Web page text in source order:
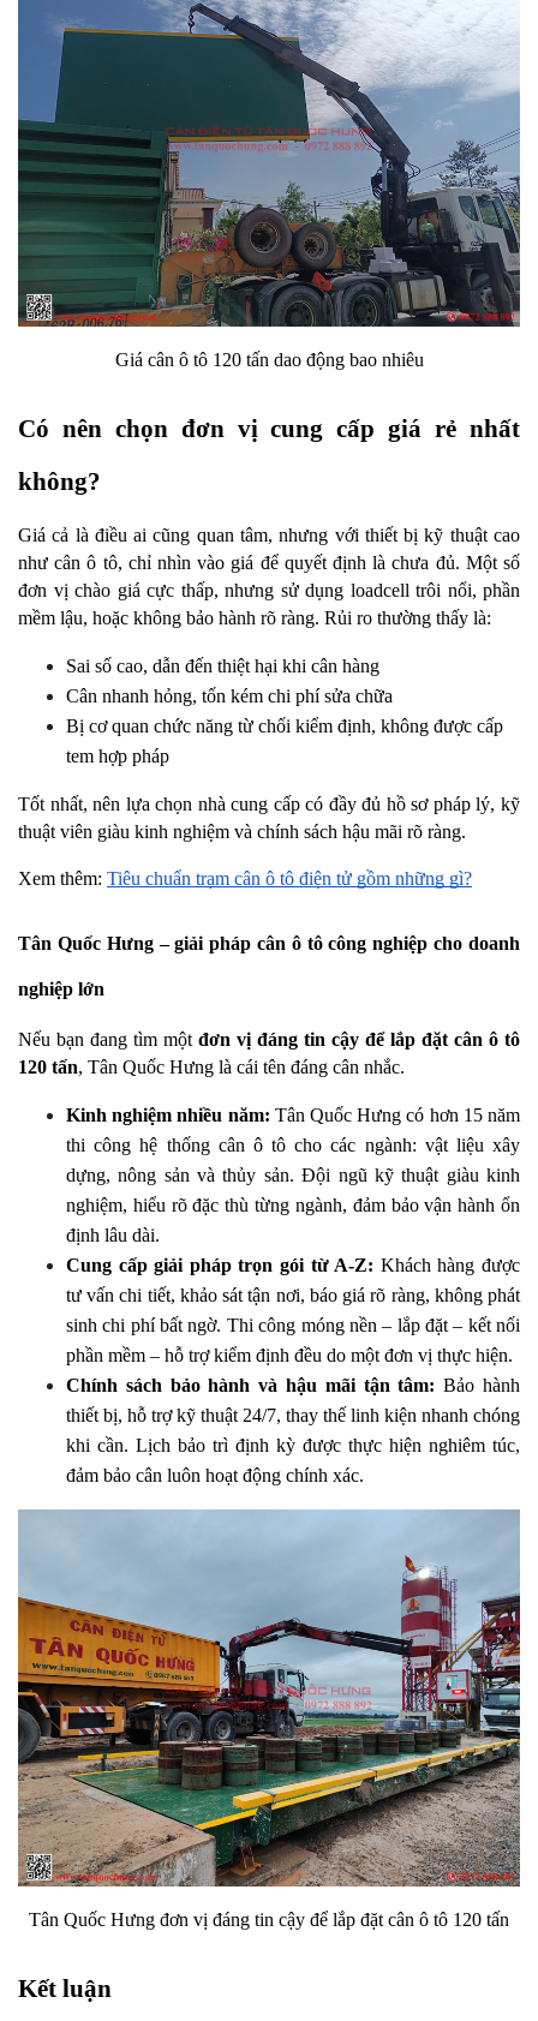
Giá cân ô tô 120 tấn dao động bao nhiêu
Có nên chọn đơn vị cung cấp giá rẻ nhất
không?
Giá cả là điều ai cũng quan tâm, nhưng với thiết bị kỹ thuật cao
như cân ô tô, chỉ nhìn vào giá để quyết định là chưa đủ. Một số
đơn vị chào giá cực thấp, nhưng sử dụng loadcell trôi nổi, phần
mềm lậu, hoặc không bảo hành rõ ràng. Rủi ro thường thấy là:
Sai số cao, dẫn đến thiệt hại khi cân hàng
Cân nhanh hỏng, tốn kém chi phí sửa chữa
Bị cơ quan chức năng từ chối kiểm định, không được cấp
tem hợp pháp
Tốt nhất, nên lựa chọn nhà cung cấp có đầy đủ hồ sơ pháp lý, kỹ
thuật viên giàu kinh nghiệm và chính sách hậu mãi rõ ràng.
Xem thêm: Tiêu chuẩn trạm cân ô tô điện tử gồm những gì?
Tân Quốc Hưng – giải pháp cân ô tô công nghiệp cho doanh
nghiệp lớn
Nếu bạn đang tìm một đơn vị đáng tin cậy để lắp đặt cân ô tô
120 tấn, Tân Quốc Hưng là cái tên đáng cân nhắc.
Kinh nghiệm nhiều năm: Tân Quốc Hưng có hơn 15 năm
thi công hệ thống cân ô tô cho các ngành: vật liệu xây
dựng, nông sản và thủy sản. Đội ngũ kỹ thuật giàu kinh
nghiệm, hiểu rõ đặc thù từng ngành, đảm bảo vận hành ổn
định lâu dài.
Cung cấp giải pháp trọn gói từ A-Z: Khách hàng được
tư vấn chi tiết, khảo sát tận nơi, báo giá rõ ràng, không phát
sinh chi phí bất ngờ. Thi công móng nền – lắp đặt – kết nối
phần mềm – hỗ trợ kiểm định đều do một đơn vị thực hiện.
Chính sách bảo hành và hậu mãi tận tâm: Bảo hành
thiết bị, hỗ trợ kỹ thuật 24/7, thay thế linh kiện nhanh chóng
khi cần. Lịch bảo trì định kỳ được thực hiện nghiêm túc,
đảm bảo cân luôn hoạt động chính xác.
Tân Quốc Hưng đơn vị đáng tin cậy để lắp đặt cân ô tô 120 tấn
Kết luận